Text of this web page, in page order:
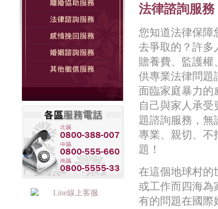
法律諮詢服務
您知道法律保障
去爭取的？許多
贍養費、監護權
供專業法律問題
面臨家庭暴力的
自己與家人承
題諮詢服務，
專業、親切、不
題！
在這個地球村的
或工作而四海為
有的問題在國際